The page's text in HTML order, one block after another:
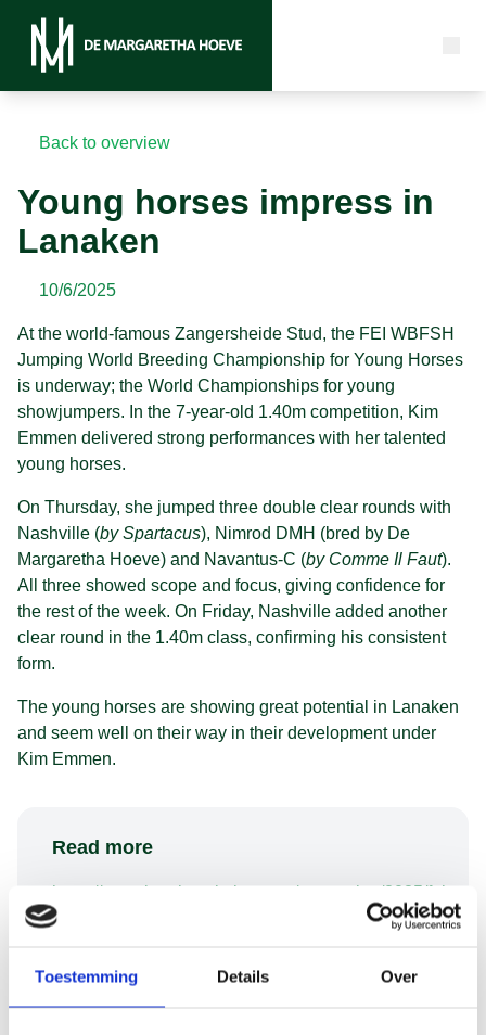
Toestemming Details Over
Back to overview
Young horses impress in
Lanaken
10/6/2025
At the world-famous Zangersheide Stud, the FEI WBFSH
Jumping World Breeding Championship for Young Horses
is underway; the World Championships for young
showjumpers. In the 7-year-old 1.40m competition, Kim
Emmen delivered strong performances with her talented
young horses.
On Thursday, she jumped three double clear rounds with
Nashville (by Spartacus), Nimrod DMH (bred by De
Margaretha Hoeve) and Navantus-C (by Comme Il Faut).
All three showed scope and focus, giving confidence for
the rest of the week. On Friday, Nashville added another
clear round in the 1.40m class, confirming his consistent
form.
The young horses are showing great potential in Lanaken
and seem well on their way in their development under
Kim Emmen.
Read more
https://www.longinestiming.com/equestrian/2025/fei-
wbfsh-jumping-world-breeding-championship-
zangersheide/resultlist_03.html